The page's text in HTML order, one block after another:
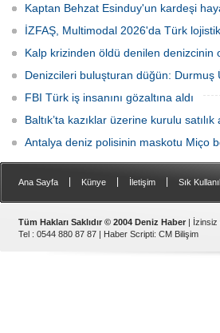
Kaptan Behzat Esinduy'un kardeşi
İZFAŞ, Multimodal 2026'da Türk
Kalp krizinden öldü denilen denizcinin
Denizcileri buluşturan düğün: Durmuş
FBI Türk iş insanını gözaltına aldı
Baltık’ta kazıklar üzerine kurulu
Antalya deniz polisinin maskotu Miço
Ana Sayfa Künye İletişim Sık
Tüm Hakları Saklıdır © 2004 Deniz Haber | İzinsiz
Tel : 0544 880 87 87 | Haber Scripti: CM Bilişim